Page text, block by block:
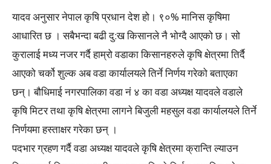
यादव अनुसार नेपाल कृषि प्रधान देश हो। ९०% मानिस कृषिमा
आधारित छ । सबैभन्दा बढी दु:ख किसानले नै भोग्दै आएको छ। सो
कुरालाई मध्य नजर गर्दै हाम्रो वडाका किसानहरुले कृषि क्षेत्रमा तिर्दै
आएको चर्को शुल्क अब वडा कार्यालयले तिर्ने निर्णय गरेको बताएका
छन्। बौधिमाई नगरपालिका वडा नं ४ का वडा अध्यक्ष यादवले वडाले
कृषि मिटर तथा कृषि क्षेत्रमा लागने बिजुली महसुल वडा कार्यालयले तिर्ने
निर्णयमा हस्ताक्षर गरेका छन् ।
पदभार ग्रहण गर्दै वडा अध्यक्ष यादवले कृषि क्षेत्रमा क्रान्ति ल्याउन